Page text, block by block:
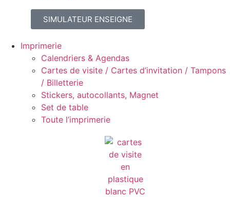
SIMULATEUR ENSEIGNE
Imprimerie
Calendriers & Agendas
Cartes de visite / Cartes d’invitation / Tampons
/ Billetterie
Stickers, autocollants, Magnet
Set de table
Toute l’imprimerie